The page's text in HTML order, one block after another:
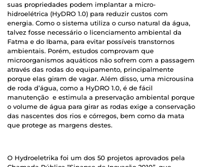
suas propriedades podem implantar a micro-
hidroelétrica (HyDRO 1.0) para reduzir custos com
energia. Como o sistema utiliza o curso natural da água,
talvez fosse necessário o licenciamento ambiental da
Fatma e do Ibama, para evitar possíveis transtornos
ambientais. Porém, estudos comprovam que
microorganismos aquáticos não sofrem com a passagem
através das rodas do equipamento, principalmente
porque elas giram de vagar. Além disso, uma microusina
de roda d’água, como a HyDRO 1.0, é de fácil
manutenção e estimula a preservação ambiental porque
o volume de água para girar as rodas exige a conservação
das nascentes dos rios e córregos, bem como da mata
que protege as margens destes.
O Hydroeletrika foi um dos 50 projetos aprovados pela